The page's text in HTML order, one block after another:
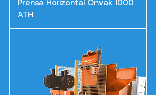
Prensa Horizontal Orwak 1000
ATH